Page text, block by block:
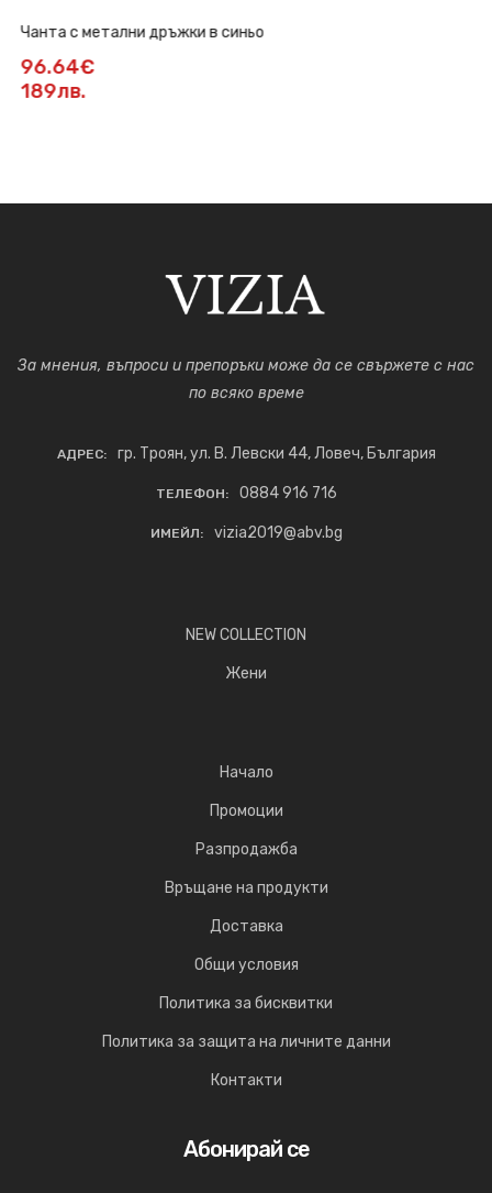
Чанта с метални дръжки в синьо
96.64€
189лв.
За мнения, въпроси и препоръки може да се свържете с нас
по всяко време
АДРЕС: гр. Троян, ул. В. Левски 44, Ловеч, България
ТЕЛЕФОН: 0884 916 716
ИМЕЙЛ: vizia2019@abv.bg
NEW COLLECTION
Жени
Начало
Промоции
Разпродажба
Връщане на продукти
Доставка
Общи условия
Политика за бисквитки
Политика за защита на личните данни
Контакти
Абонирай се